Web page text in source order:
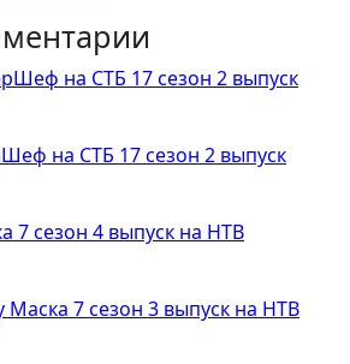
на СТБ 17 сезон 2 выпуск
на СТБ 17 сезон 2 выпуск
7 сезон 4 выпуск на НТВ
7 сезон 3 выпуск на НТВ